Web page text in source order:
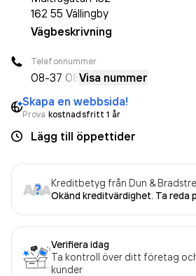
162 55 Vällingby
Vägbeskrivning
Telefonnummer
08-37 08Visa nummer
Skapa en webbsida!
Prova kostnadsfritt 1 år
Lägg till öppettider
Kreditbetyg från Dun &
Okänd kreditvärdighet. Ta reda
Verifiera idag
Ta kontroll över ditt företag
kunder